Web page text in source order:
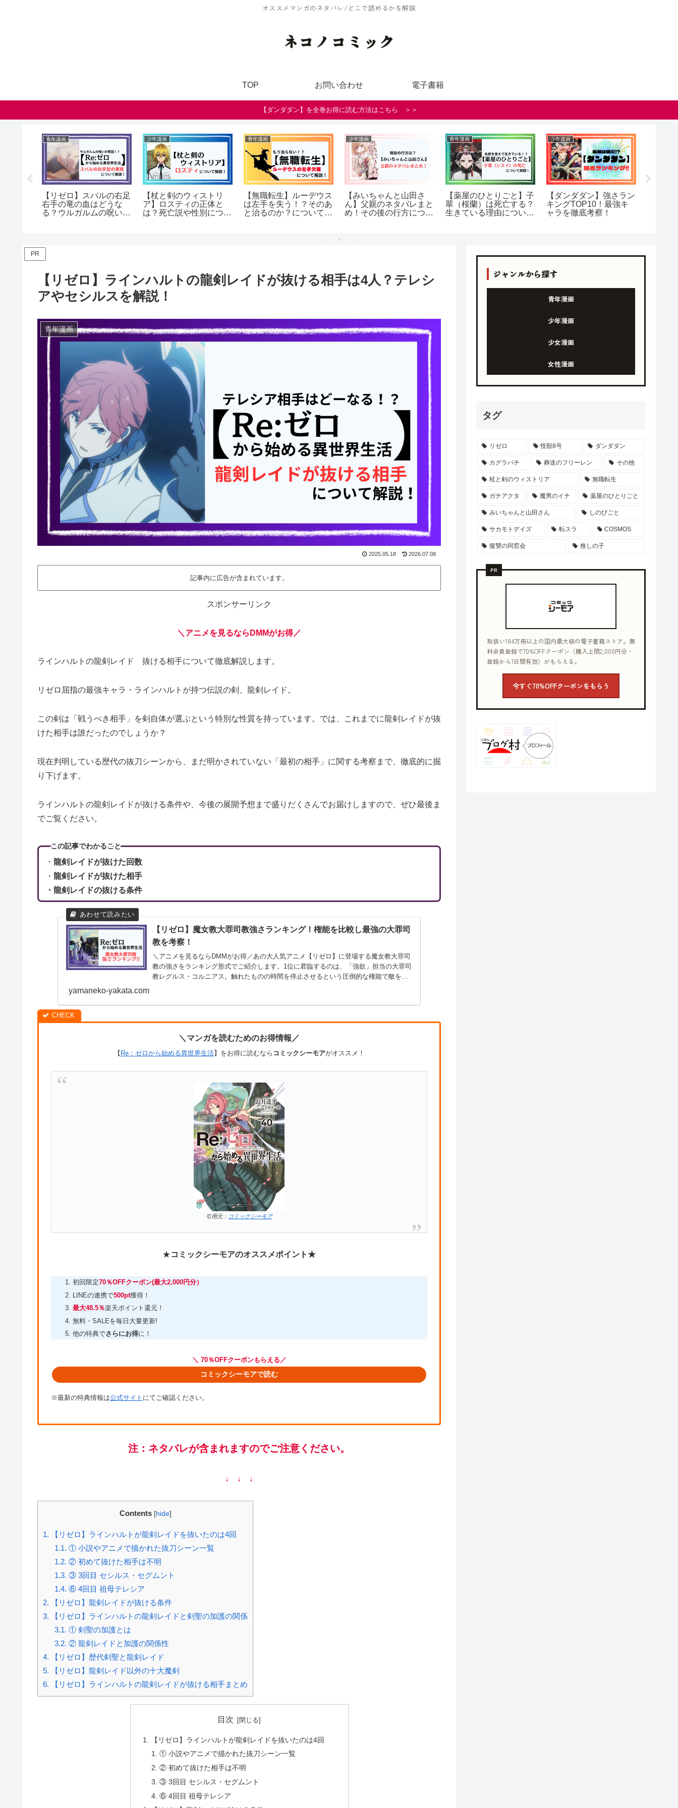
オススメマンガのネタバレ/どこで読めるかを解説
ネコノコミック
TOP お問い合わせ 電子書籍
【ダンダダン】を全巻お得に読む方法はこちら ＞＞
少年漫画
【呪術廻戦モジュロ】ど
こで読める？無料で読む
方法は？
少年漫画
【葬送のフリーレン】一
級魔法使い試験編の概要
まとめ（ネタバレ含む）
少年漫画
【みいちゃんと山田さ
ん】最終回の結末ネタバ
レ！過去と犯人の因果関
少年漫画
【みいちゃんと山田さ
ん】全話ネタバレまと
め！最新話までの感想や
女性漫画
【純白のウエディングド
レスで復讐を】全話ネタ
バレと感想！最新63話ま
少年漫画
【杖と剣のウィストリ
ア】フィンの正体は？ダ
ンまちのフィンとの関係
PR
【リゼロ】ラインハルトの龍剣レイドが抜ける相手は4人？テレシ
アやセシルスを解説！
青年漫画
2025.05.18 2026.07.08
記事内に広告が含まれています。
スポンサーリンク
＼アニメを見るならDMMがお得／
ラインハルトの龍剣レイド 抜ける相手について徹底解説します。
リゼロ屈指の最強キャラ・ラインハルトが持つ伝説の剣、龍剣レイド。
この剣は「戦うべき相手」を剣自体が選ぶという特別な性質を持っています。では、これまでに龍剣レイドが抜
けた相手は誰だったのでしょうか？
現在判明している歴代の抜刀シーンから、まだ明かされていない「最初の相手」に関する考察まで、徹底的に掘
り下げます。
ラインハルトの龍剣レイドが抜ける条件や、今後の展開予想まで盛りだくさんでお届けしますので、ぜひ最後ま
でご覧ください。
この記事でわかること
・ 龍剣レイドが抜けた回数
・ 龍剣レイドが抜けた相手
・龍剣レイドの抜ける条件
【リゼロ】魔女教大罪司教強さランキング！権能を比較し最強の大罪司
教を考察！
＼アニメを見るならDMMがお得／あの大人気アニメ【リゼロ】に登場する魔女教大罪司
教の強さをランキング形式でご紹介します。1位に君臨するのは、「強欲」担当の大罪司
教レグルス・コルニアス。触れたものの時間を停止させるという圧倒的な権能で敵を瞬
yamaneko-yakata.com
＼マンガを読むためのお得情報／
【 Re：ゼロから始める異世界生活】をお得に読むなら コミックシーモアがオススメ！
引用元： コミックシーモア
★コミックシーモアのオススメポイント★
初回限定70％OFFクーポン(最大2,000円分）
LINEの連携で500pt獲得！
最大48.5％楽天ポイント還元！
無料・SALEを毎日大量更新!
他の特典でさらにお得に！
＼ 70％OFFクーポンもらえる／
コミックシーモアで読む
※最新の特典情報は公式サイト にてご確認ください。
注：ネタバレが含まれますのでご注意ください。
↓ ↓ ↓
Contents [hide]
1. 【リゼロ】ラインハルトが龍剣レイドを抜いたのは4回
1.1. ① 小説やアニメで描かれた抜刀シーン一覧
1.2. ② 初めて抜けた相手は不明
1.3. ③ 3回目 セシルス・セグムント
1.4. ⑥ 4回目 祖母テレシア
2. 【リゼロ】龍剣レイドが抜ける条件
3. 【リゼロ】ラインハルトの龍剣レイドと剣聖の加護の関係
3.1. ① 剣聖の加護とは
3.2. ② 龍剣レイドと加護の関係性
4. 【リゼロ】歴代剣聖と龍剣レイド
5. 【リゼロ】龍剣レイド以外の十大魔剣
6. 【リゼロ】ラインハルトの龍剣レイドが抜ける相手まとめ
目次
【リゼロ】ラインハルトが龍剣レイドを抜いたのは4回
① 小説やアニメで描かれた抜刀シーン一覧
② 初めて抜けた相手は不明
③ 3回目 セシルス・セグムント
⑥ 4回目 祖母テレシア
ジャンルから探す
青年漫画
少年漫画
少女漫画
女性漫画
タグ
リゼロ 怪獣8号 ダンダダン
カグラバチ 葬送のフリーレン その他
杖と剣のウィストリア 無職転生
ガチアクタ 魔男のイチ 薬屋のひとりごと
みいちゃんと山田さん しのびごと
サカモトデイズ 転スラ COSMOS
復讐の同窓会 推しの子
PR
取扱い184万冊以上の国内最大級の電子書籍ストア。無
料会員登録で70%OFFクーポン（購入上限2,000円分・
登録から7日間有効）がもらえる。
今すぐ70%OFFクーポンをもらう